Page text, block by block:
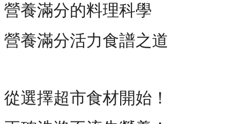
營養滿分的料理科學
營養滿分活力食譜之道
從選擇超市食材開始！